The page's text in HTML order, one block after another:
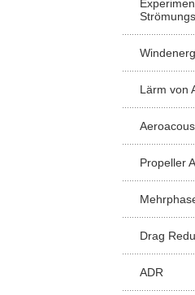
Lärm von
Propeller
Drag
ADR